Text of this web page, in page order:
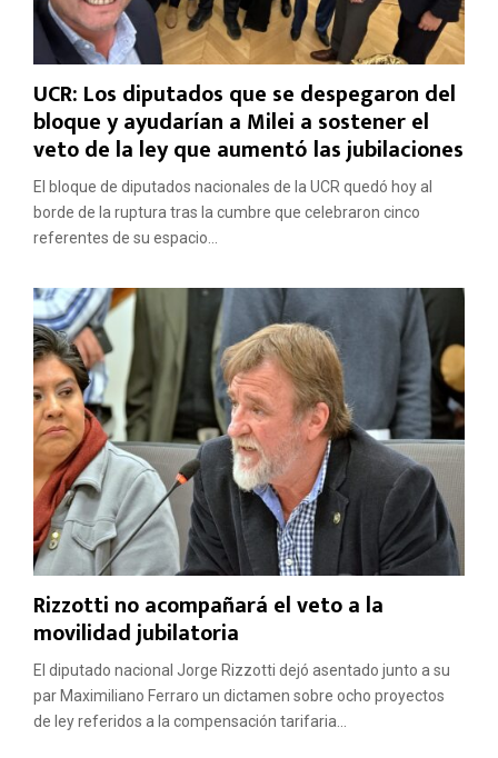
UCR: Los diputados que se despegaron del
bloque y ayudarían a Milei a sostener el
veto de la ley que aumentó las jubilaciones
El bloque de diputados nacionales de la UCR quedó hoy al
borde de la ruptura tras la cumbre que celebraron cinco
referentes de su espacio...
Rizzotti no acompañará el veto a la
movilidad jubilatoria
El diputado nacional Jorge Rizzotti dejó asentado junto a su
par Maximiliano Ferraro un dictamen sobre ocho proyectos
de ley referidos a la compensación tarifaria...